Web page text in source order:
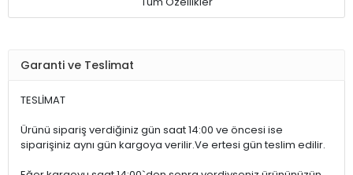
Garanti ve Teslimat
TESLİMAT
Ürünü sipariş verdiğiniz gün saat 14:00 ve öncesi ise
siparişiniz aynı gün kargoya verilir.Ve ertesi gün teslim edilir.